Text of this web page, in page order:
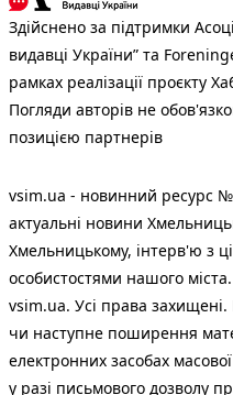
Здійснено за підтримки
видавці України” та
рамках реалізації проєкту
Погляди авторів не
позицією партнерів
vsim.ua - новинний ресурс
актуальні новини
Хмельницькому, інтерв'ю з
особистостями нашого
vsim.ua. Усі права
чи наступне поширення
електронних засобах
у разі письмового дозволу